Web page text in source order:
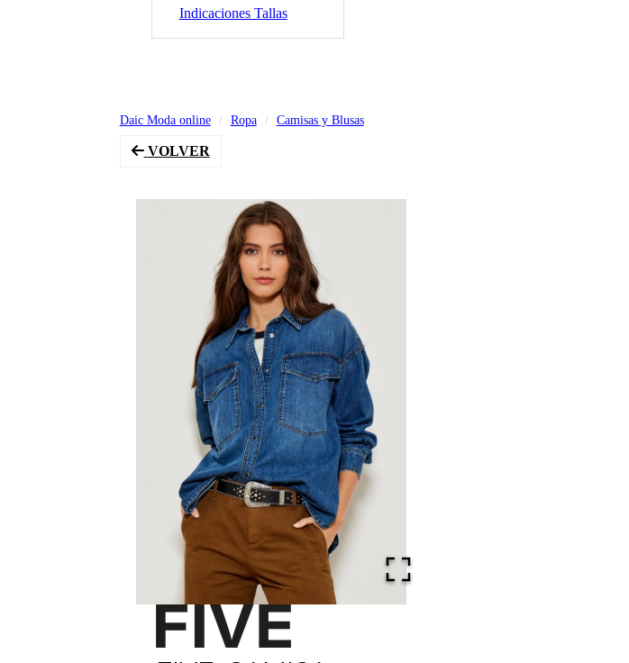
Indicaciones Tallas
Daic Moda online Ropa Camisas y Blusas
VOLVER